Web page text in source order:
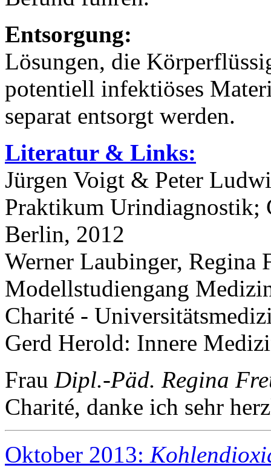
Entsorgung:
Lösungen, die
potentiell infektiöses
separat entsorgt werden.
Literatur & Links:
Jürgen Voigt & Peter
Praktikum Urindiagnostik;
Berlin, 2012
Werner Laubinger, Regina
Modellstudiengang
Charité -
Gerd Herold: Innere
Frau Dipl.-Päd. Regina
Charité, danke ich sehr
Oktober 2013: